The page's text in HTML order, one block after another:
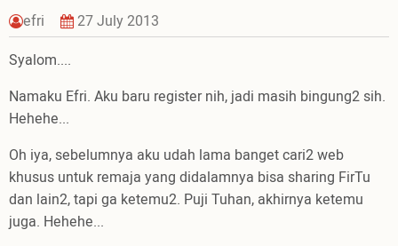
efri
27 July 2013
Syalom....
Namaku Efri. Aku baru register nih, jadi masih bingung2 sih.
Hehehe...
Oh iya, sebelumnya aku udah lama banget cari2 web
khusus untuk remaja yang didalamnya bisa sharing FirTu
dan lain2, tapi ga ketemu2. Puji Tuhan, akhirnya ketemu
juga. Hehehe...